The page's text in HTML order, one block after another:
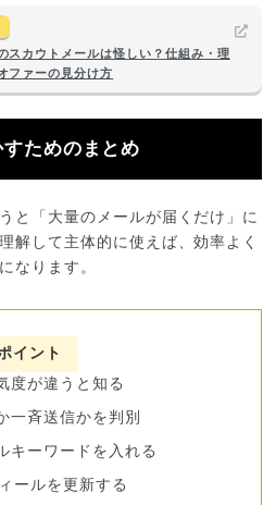
スカウトメールは怪しい？仕組み・理
ファーの見分け方
ためのまとめ
と「大量のメールが届くだけ」に
解して主体的に使えば、効率よく
なります。
イント
度が違うと知る
一斉送信かを判別
キーワードを入れる
ールを更新する